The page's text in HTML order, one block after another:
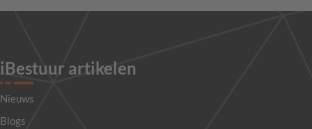
iBestuur artikelen
Nieuws
Blogs